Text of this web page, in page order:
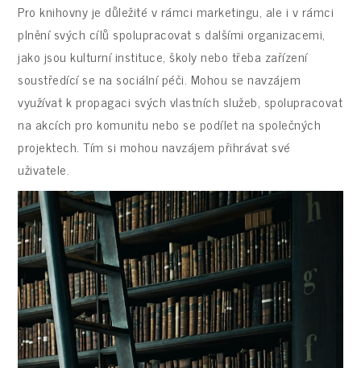
Pro knihovny je důležité v rámci marketingu, ale i v rámci
plnění svých cílů spolupracovat s dalšími organizacemi,
jako jsou kulturní instituce, školy nebo třeba zařízení
soustředící se na sociální péči. Mohou se navzájem
využívat k propagaci svých vlastních služeb, spolupracovat
na akcích pro komunitu nebo se podílet na společných
projektech. Tím si mohou navzájem přihrávat své
uživatele.